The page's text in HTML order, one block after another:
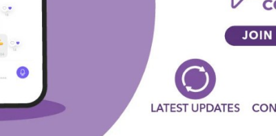
SVETSKO PRVENSTVO 2026
Svetsko prvenstvo 2026: Francuska
– Engleska (najava meča, izostanci,